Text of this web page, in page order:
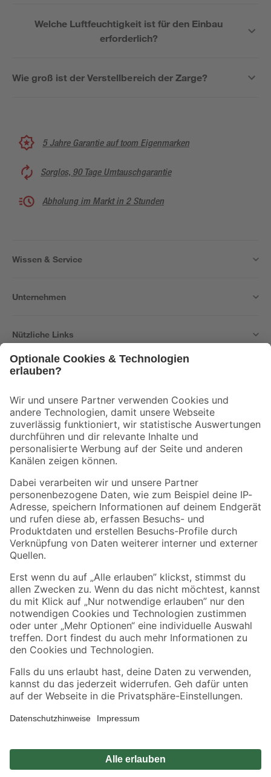
Welche Luftfeuchtigkeit ist für den Einbau
erforderlich?
Wie groß ist der Verstellbereich der Zarge?
5 Jahre Garantie auf toom Eigenmarken
Sorglos, 90 Tage Umtauschgarantie
Abholung im Markt in 2 Stunden
Wissen & Service
Unternehmen
Nützliche Links
Der toom Newsletter: Keine Angebote und Aktionen mehr verpassen!
Zur Newsletter Anmeldung
Folge uns
Zahlungsarten Versandarten
Sicher einkaufen
Jetzt die toom-App herunterladen
Alle Preisangaben in EUR inkl. gesetzl. MwSt.. Die dargestellten Angebote sind unter
Umständen nicht in allen Märkten verfügbar. Die angegebenen Verfügbarkeiten beziehen
Produkte nur solange der Vorrat reicht.
*Paketversand ab 59 € versandkostenfrei, gilt nicht für Artikel mit Speditionsversand, hier
Privatsphäre Impressum
Nutzungsbedingungen
Widerrufsrecht Vertrag widerrufen